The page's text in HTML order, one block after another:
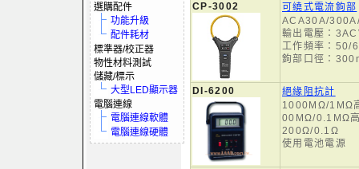
選購配件
功能升級
配件耗材
標準器/校正器
物性材料測試
儲藏/標示
大型LED顯示器
電腦連線
電腦連線軟體
電腦連線硬體
CP-3002
可繞式電流鉤部
ACA30A/
輸出電壓：
工作頻率：50/
鉤部口徑：
DI-6200
絕緣阻抗計
1000MΩ/1MΩ
00MΩ/0.1MΩ
200Ω/0.1Ω
使用電池電源